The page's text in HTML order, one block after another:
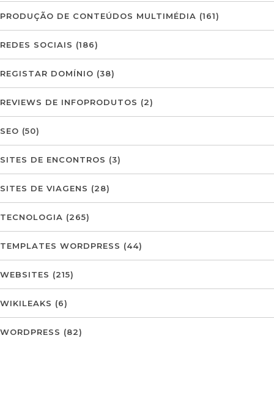
PRODUÇÃO DE CONTEÚDOS MULTIMÉDIA (161)
REDES SOCIAIS (186)
REGISTAR DOMÍNIO (38)
REVIEWS DE INFOPRODUTOS (2)
SEO (50)
SITES DE ENCONTROS (3)
SITES DE VIAGENS (28)
TECNOLOGIA (265)
TEMPLATES WORDPRESS (44)
WEBSITES (215)
WIKILEAKS (6)
WORDPRESS (82)